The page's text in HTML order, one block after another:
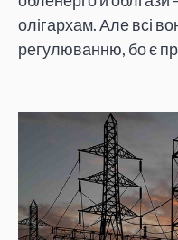
олігархам. Але всі
регулюванню, бо є